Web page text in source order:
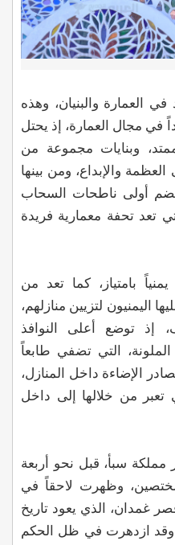
العمارة والبنيان، وهذه
في مجال العمارة، إذ يحتل
وبنايات مجموعة من
والإبداع، ومن بينها
أولى ناطحات السحاب
تعد تحفة معمارية فريدة
بامتياز، كما تعد من
اليمنيون لتزيين منازلهم،
إذ توضع أعلى النوافذ
الملونة، التي تضفي طابعاً
الإضاءة داخل المنازل،
تعبر من خلالها إلى داخل
مملكة سبأ، قبل نحو أربعة
وظهرت لاحقاً في
غمدان، الذي يعود تاريخ
الميلاد، وقد ازدهرت في ظل الحكم